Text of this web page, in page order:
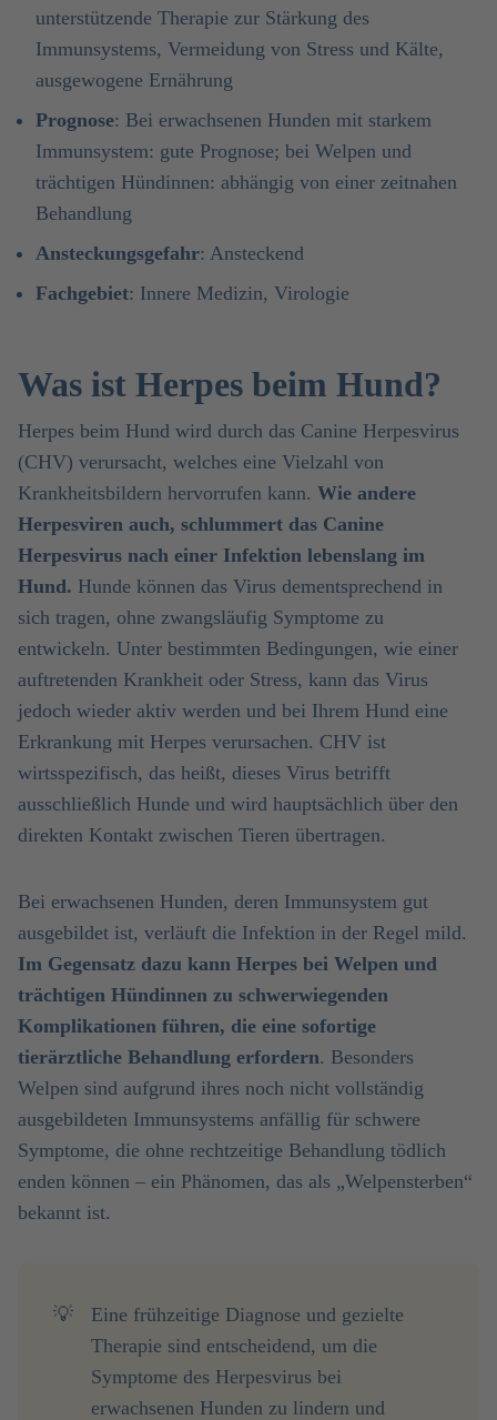
unterstützende Therapie zur Stärkung des
Immunsystems, Vermeidung von Stress und Kälte,
ausgewogene Ernährung
Prognose: Bei erwachsenen Hunden mit starkem
Immunsystem: gute Prognose; bei Welpen und
trächtigen Hündinnen: abhängig von einer zeitnahen
Behandlung
Ansteckungsgefahr: Ansteckend
Fachgebiet: Innere Medizin, Virologie
Was ist Herpes beim Hund?
Herpes beim Hund wird durch das Canine Herpesvirus
(CHV) verursacht, welches eine Vielzahl von
Krankheitsbildern hervorrufen kann. Wie andere
Herpesviren auch, schlummert das Canine
Herpesvirus nach einer Infektion lebenslang im
Hund. Hunde können das Virus dementsprechend in
sich tragen, ohne zwangsläufig Symptome zu
entwickeln. Unter bestimmten Bedingungen, wie einer
auftretenden Krankheit oder Stress, kann das Virus
jedoch wieder aktiv werden und bei Ihrem Hund eine
Erkrankung mit Herpes verursachen. CHV ist
wirtsspezifisch, das heißt, dieses Virus betrifft
ausschließlich Hunde und wird hauptsächlich über den
direkten Kontakt zwischen Tieren übertragen.
Bei erwachsenen Hunden, deren Immunsystem gut
ausgebildet ist, verläuft die Infektion in der Regel mild.
Im Gegensatz dazu kann Herpes bei Welpen und
trächtigen Hündinnen zu schwerwiegenden
Komplikationen führen, die eine sofortige
tierärztliche Behandlung erfordern. Besonders
Welpen sind aufgrund ihres noch nicht vollständig
ausgebildeten Immunsystems anfällig für schwere
Symptome, die ohne rechtzeitige Behandlung tödlich
enden können – ein Phänomen, das als „Welpensterben“
bekannt ist.
💡
Eine frühzeitige Diagnose und gezielte
Therapie sind entscheidend, um die
Symptome des Herpesvirus bei
erwachsenen Hunden zu lindern und